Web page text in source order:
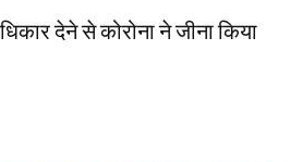
देने से कोरोना ने जीना किया